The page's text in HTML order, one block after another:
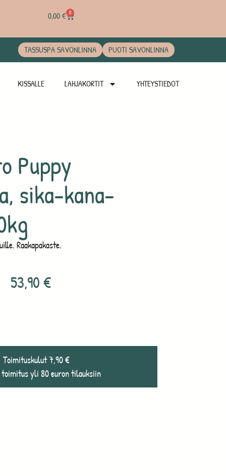
0,00€ 0
TASSUSPA SAVONLINNA PUOTI SAVONLINNA
KISSALLE LAHJAKORTIT YHTEYSTIEDOT
Puppy
sika-kana-
Raakapakaste.
53,90€
Toimituskulut 7,90 €
toimitus yli 80 euron tilauksiin